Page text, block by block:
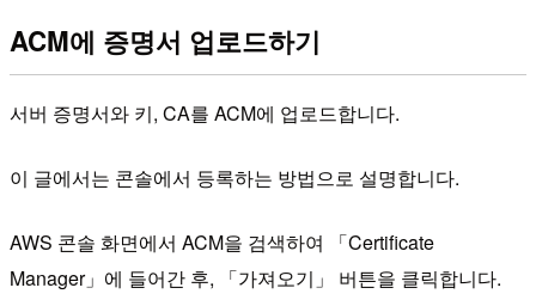
ACM에 증명서 업로드하기
서버 증명서와 키, CA를 ACM에 업로드합니다.
이 글에서는 콘솔에서 등록하는 방법으로 설명합니다.
AWS 콘솔 화면에서 ACM을 검색하여 「Certificate
Manager」에 들어간 후, 「가져오기」 버튼을 클릭합니다.